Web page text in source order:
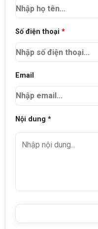
Số điện thoại *
Email
Nội dung *